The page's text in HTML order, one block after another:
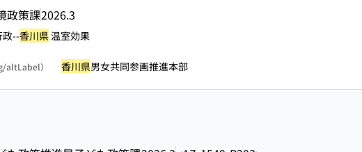
政策課2026.3
政--香川県温室効果
altLabel） 香川県男女共同参画推進本部